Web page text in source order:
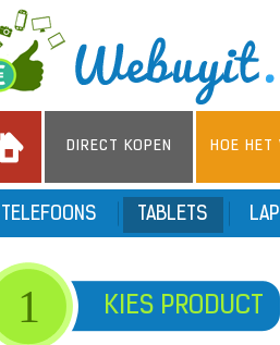
DIRECT KOPEN HOE HET
TELEFOONS TABLETS
1 KIES PRODUCT